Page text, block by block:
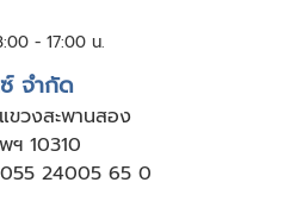
- 17:00 น.
จำกัด
วงสะพานสอง
ฯ 10310
24005 65 0